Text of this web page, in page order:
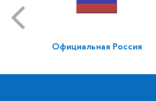
Официальная Россия